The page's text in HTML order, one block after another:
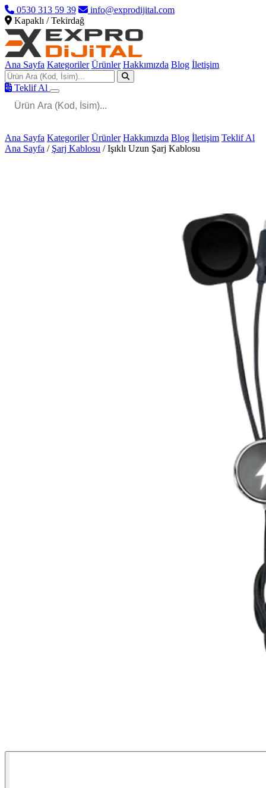
0530 313 59 39
info@exprodijital.com
Kapaklı / Tekirdağ
Ana Sayfa Kategoriler Ürünler Hakkımızda Blog İletişim
Teklif Al
Ana Sayfa Kategoriler Ürünler Hakkımızda Blog İletişim Teklif Al
Ana Sayfa / Şarj Kablosu / Işıklı Uzun Şarj Kablosu